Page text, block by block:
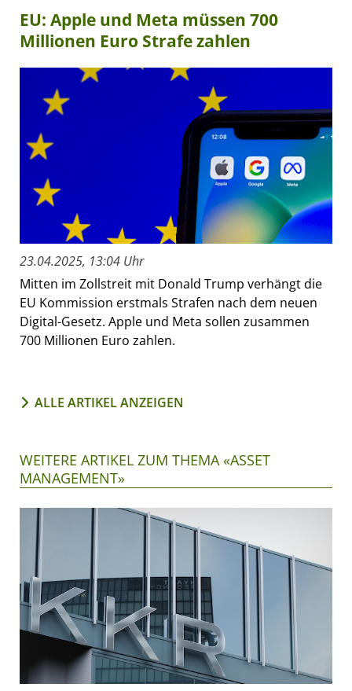
EU: Apple und Meta müssen 700
Millionen Euro Strafe zahlen
23.04.2025, 13:04 Uhr
Mitten im Zollstreit mit Donald Trump verhängt die
EU Kommission erstmals Strafen nach dem neuen
Digital-Gesetz. Apple und Meta sollen zusammen
700 Millionen Euro zahlen.
ALLE ARTIKEL ANZEIGEN
WEITERE ARTIKEL ZUM THEMA «ASSET
MANAGEMENT»